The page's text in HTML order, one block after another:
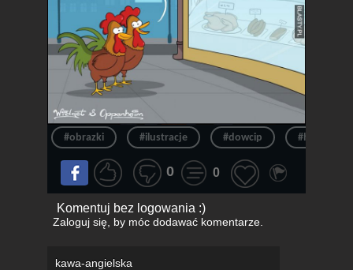
#obrazki #ilustracje #dowcip #heheszki
0 0
Komentuj bez logowania :)
Zaloguj się, by móc dodawać komentarze.
kawa-angielska